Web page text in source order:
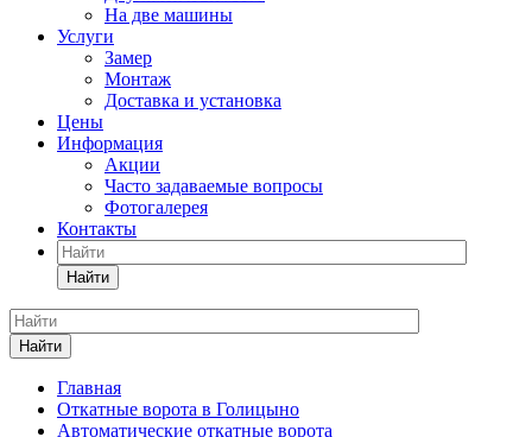
На две машины
Услуги
Замер
Монтаж
Доставка и установка
Цены
Информация
Акции
Часто задаваемые вопросы
Фотогалерея
Контакты
Найти
Найти
Главная
Откатные ворота в Голицыно
Автоматические откатные ворота